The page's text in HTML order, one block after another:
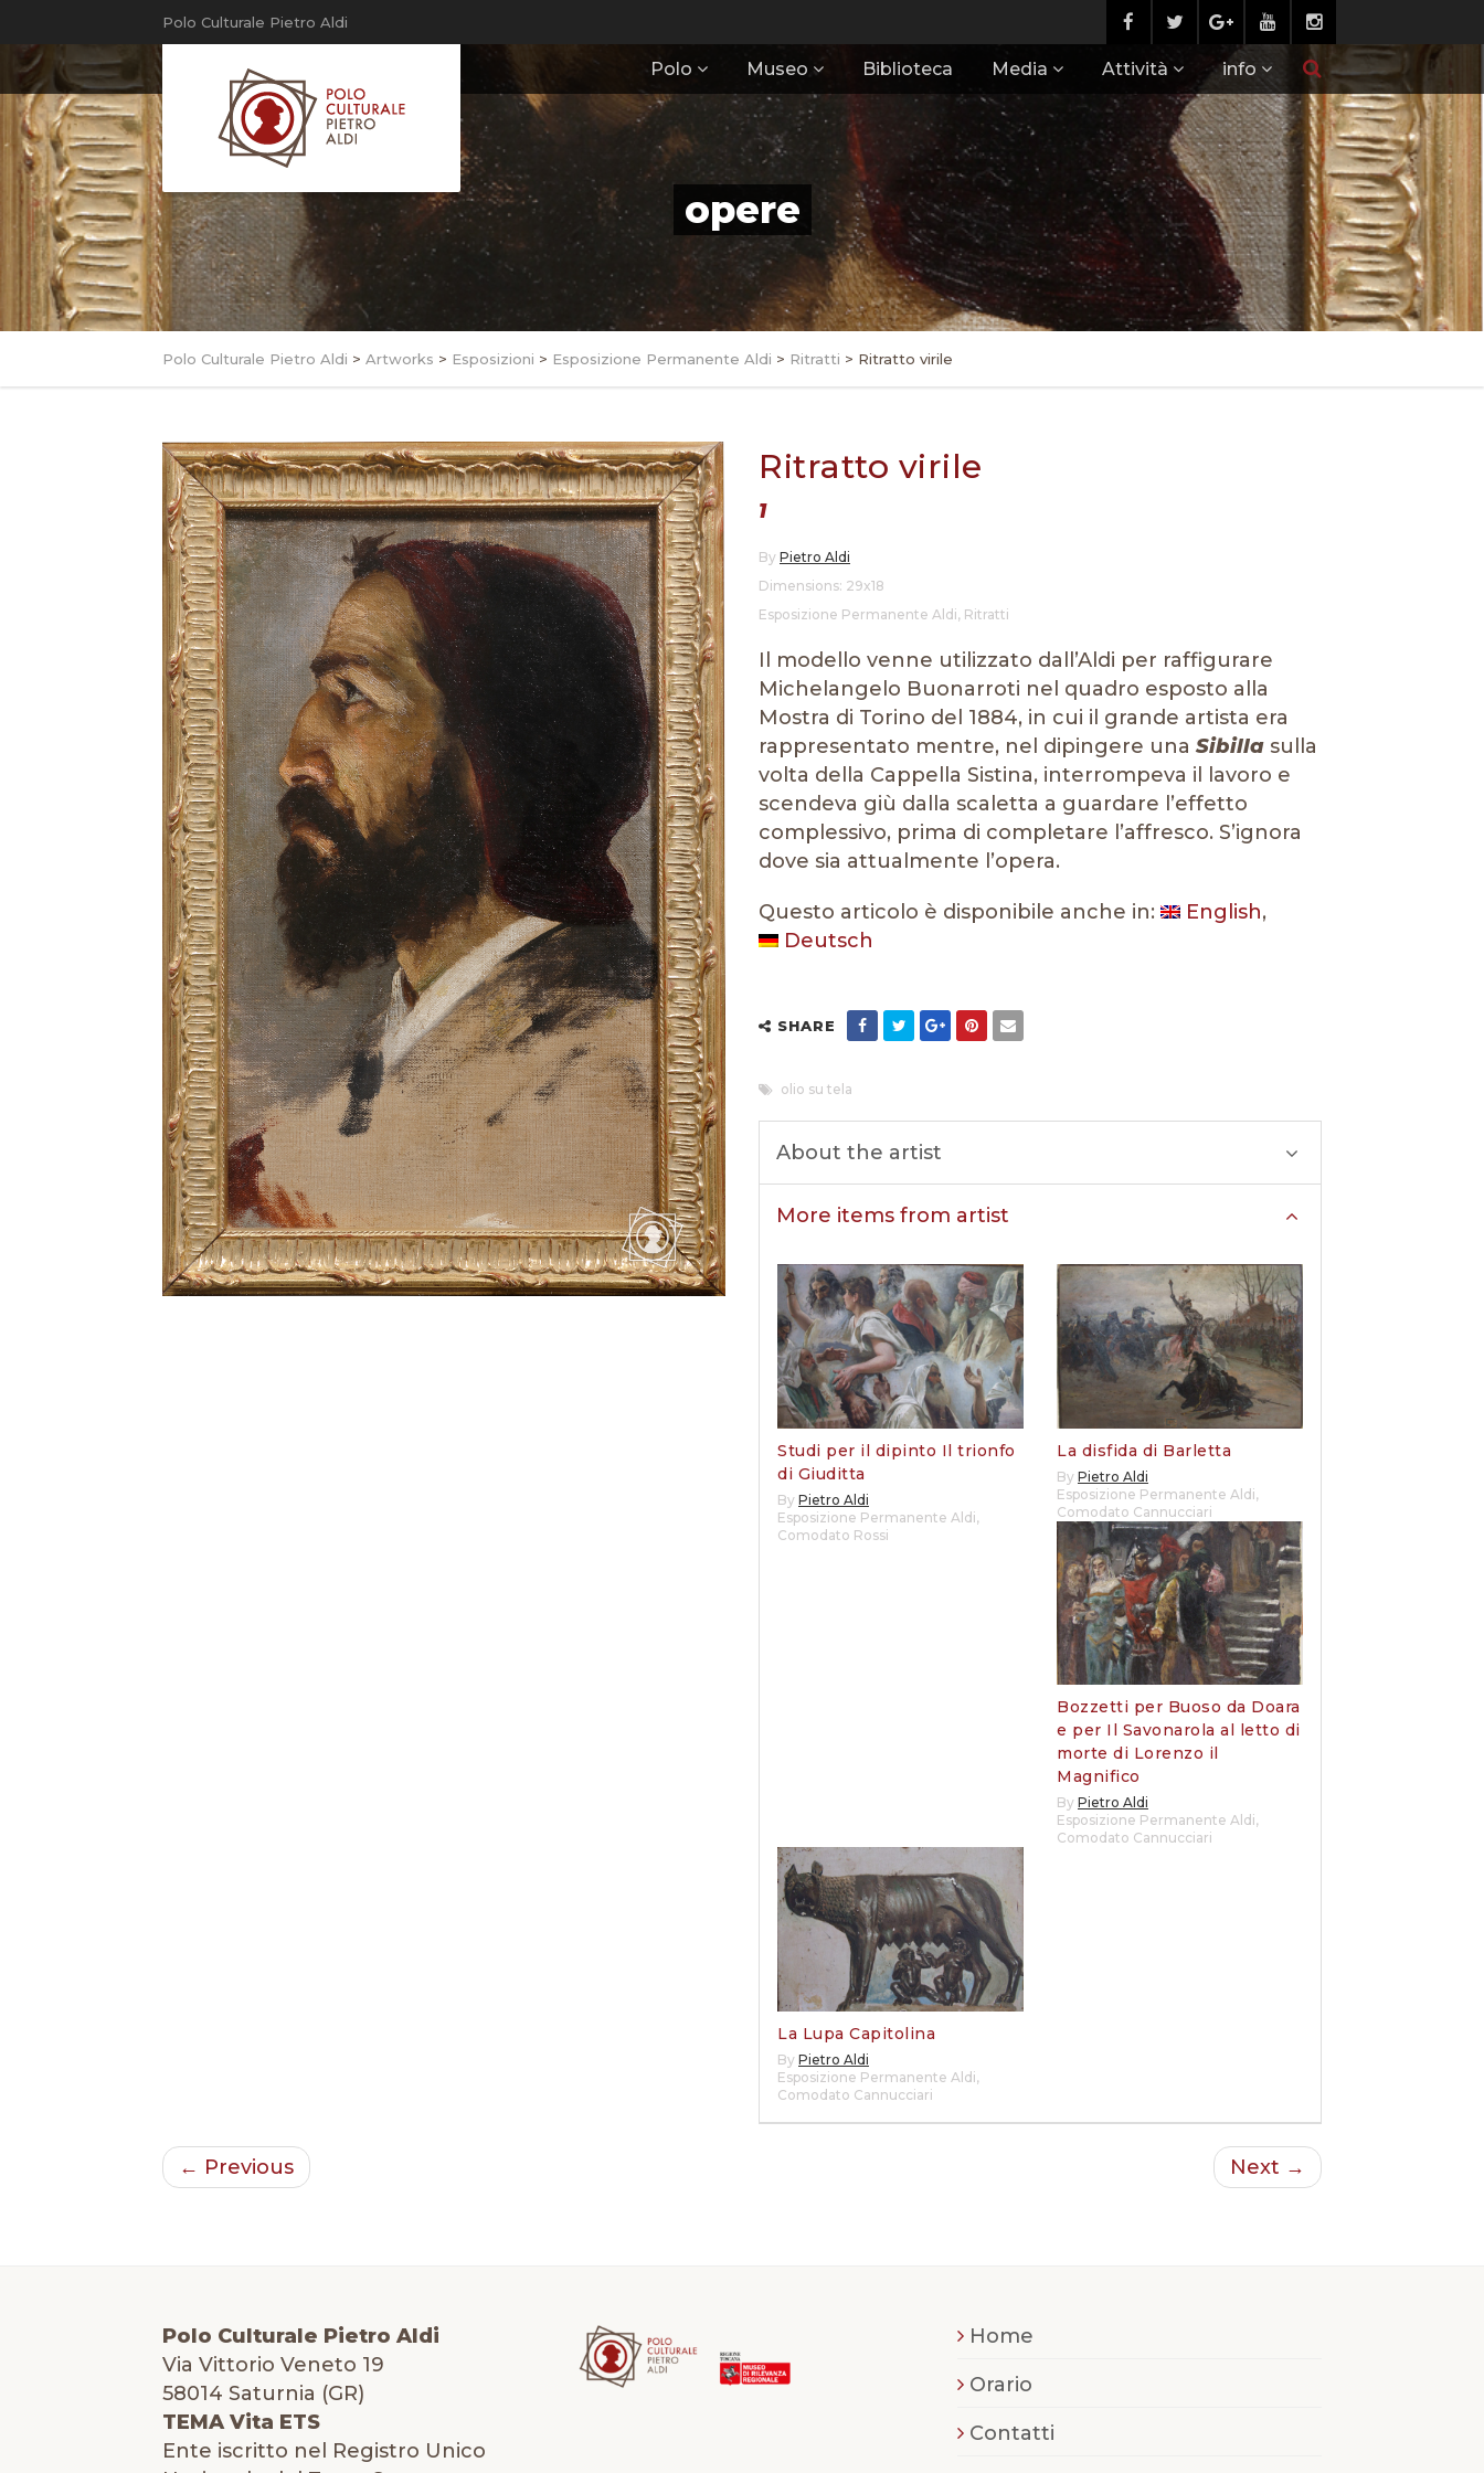
Polo Culturale Pietro Aldi
Polo Museo Biblioteca Media Attività info
opere
Polo Culturale Pietro Aldi > Artworks > Esposizioni > Esposizione Permanente Aldi > Ritratti > Ritratto virile
Ritratto virile
1
By Pietro Aldi
Dimensions: 29x18
Esposizione Permanente Aldi, Ritratti
Il modello venne utilizzato dall’Aldi per raffigurare
Michelangelo Buonarroti nel quadro esposto alla
Mostra di Torino del 1884, in cui il grande artista era
rappresentato mentre, nel dipingere una Sibilla sulla
volta della Cappella Sistina, interrompeva il lavoro e
scendeva giù dalla scaletta a guardare l’effetto
complessivo, prima di completare l’affresco. S’ignora
dove sia attualmente l’opera.
Questo articolo è disponibile anche in:
English
Deutsch
SHARE
olio su tela
About the artist
More items from artist
Studi per il dipinto Il trionfo
di Giuditta
By Pietro Aldi
Esposizione Permanente Aldi,
Comodato Rossi
La disfida di Barletta
By Pietro Aldi
Esposizione Permanente Aldi,
Comodato Cannucciari
Bozzetti per Buoso da Doara
e per Il Savonarola al letto di
morte di Lorenzo il
Magnifico
By Pietro Aldi
Esposizione Permanente Aldi,
Comodato Cannucciari
La Lupa Capitolina
By Pietro Aldi
Esposizione Permanente Aldi,
Comodato Cannucciari
← Previous Next →
Polo Culturale Pietro Aldi
Via Vittorio Veneto 19
58014 Saturnia (GR)
TEMA Vita ETS
Ente iscritto nel Registro Unico
Home
Orario
Contatti